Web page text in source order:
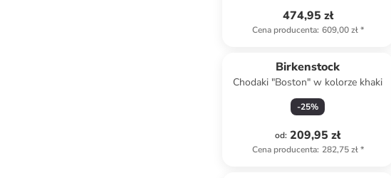
474,95 zł
Cena producenta: 609,00 zł*
Birkenstock
Chodaki "Boston" w kolorze khaki
-25%
od: 209,95 zł
Cena producenta: 282,75 zł*